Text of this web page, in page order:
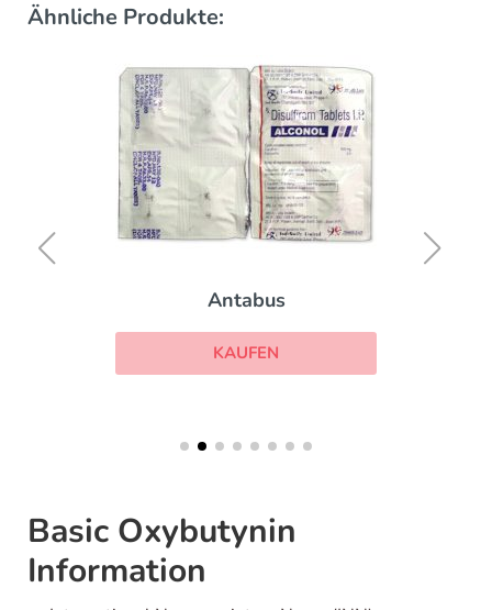
Ähnliche Produkte:
Antabus
KAUFEN
Basic Oxybutynin
Information